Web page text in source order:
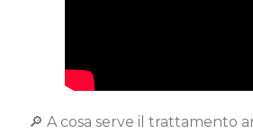
🔎 A cosa serve il trattamento